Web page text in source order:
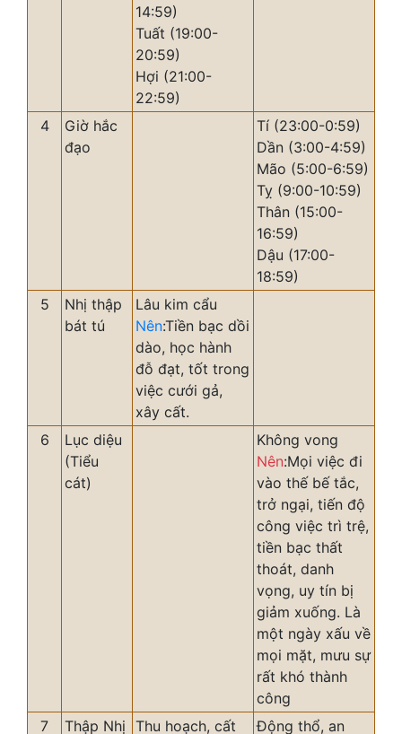
14:59)
Tuất (19:00-
20:59)
Hợi (21:00-
22:59)
4
Giờ hắc
đạo
Tí (23:00-0:59)
Dần (3:00-4:59)
Mão (5:00-6:59)
Tỵ (9:00-10:59)
Thân (15:00-
16:59)
Dậu (17:00-
18:59)
5
Nhị thập
bát tú
Lâu kim cẩu
Nên:Tiền bạc dồi
dào, học hành
đỗ đạt, tốt trong
việc cưới gả,
xây cất.
6
Lục diệu
(Tiểu
cát)
Không vong
Nên:Mọi việc đi
vào thế bế tắc,
trở ngại, tiến độ
công việc trì trệ,
tiền bạc thất
thoát, danh
vọng, uy tín bị
giảm xuống. Là
một ngày xấu về
mọi mặt, mưu sự
rất khó thành
công
7
Thập Nhị Thu hoạch, cất Động thổ, an